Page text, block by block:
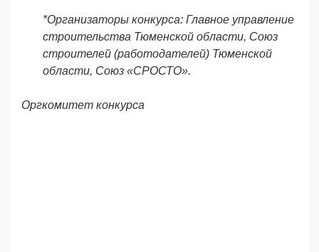
*Организаторы конкурса: Главное управление
строительства Тюменской области, Союз
строителей (работодателей) Тюменской
области, Союз «СРОСТО».
Оргкомитет конкурса